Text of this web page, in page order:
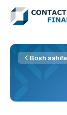
Bosh sahifa